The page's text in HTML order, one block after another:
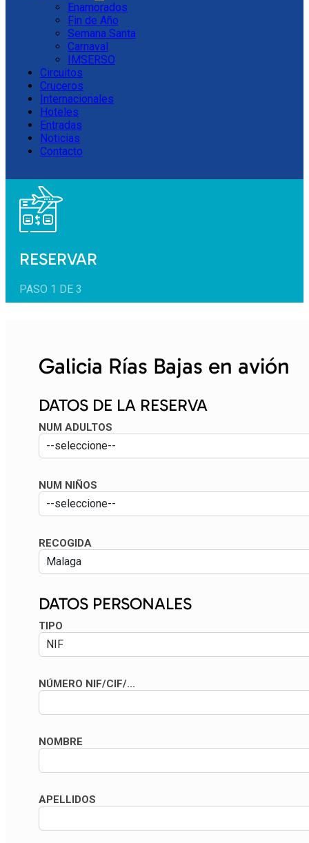
Enamorados
Fin de Año
Semana Santa
Carnaval
IMSERSO
Circuitos
Cruceros
Internacionales
Hoteles
Entradas
Noticias
Contacto
RESERVAR
PASO 1 DE 3
Galicia Rías Bajas en avión
DATOS DE LA RESERVA
NUM ADULTOS
NUM NIÑOS
RECOGIDA
DATOS PERSONALES
TIPO
NÚMERO NIF/CIF/...
NOMBRE
APELLIDOS